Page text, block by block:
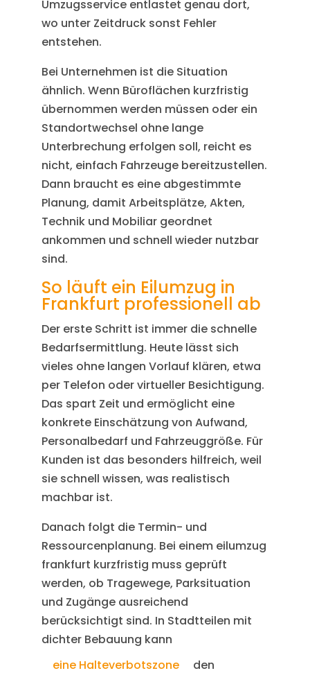
Umzugsservice entlastet genau dort,
wo unter Zeitdruck sonst Fehler
entstehen.
Bei Unternehmen ist die Situation
ähnlich. Wenn Büroflächen kurzfristig
übernommen werden müssen oder ein
Standortwechsel ohne lange
Unterbrechung erfolgen soll, reicht es
nicht, einfach Fahrzeuge bereitzustellen.
Dann braucht es eine abgestimmte
Planung, damit Arbeitsplätze, Akten,
Technik und Mobiliar geordnet
ankommen und schnell wieder nutzbar
sind.
So läuft ein Eilumzug in
Frankfurt professionell ab
Der erste Schritt ist immer die schnelle
Bedarfsermittlung. Heute lässt sich
vieles ohne langen Vorlauf klären, etwa
per Telefon oder virtueller Besichtigung.
Das spart Zeit und ermöglicht eine
konkrete Einschätzung von Aufwand,
Personalbedarf und Fahrzeuggröße. Für
Kunden ist das besonders hilfreich, weil
sie schnell wissen, was realistisch
machbar ist.
Danach folgt die Termin- und
Ressourcenplanung. Bei einem eilumzug
frankfurt kurzfristig muss geprüft
werden, ob Tragewege, Parksituation
und Zugänge ausreichend
berücksichtigt sind. In Stadtteilen mit
dichter Bebauung kann
eine Halteverbotszone
den